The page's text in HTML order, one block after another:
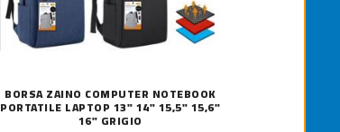
BORSA ZAINO COMPUTER NOTEBOOK
PORTATILE LAPTOP 13" 14" 15,5" 15,6"
16" GRIGIO